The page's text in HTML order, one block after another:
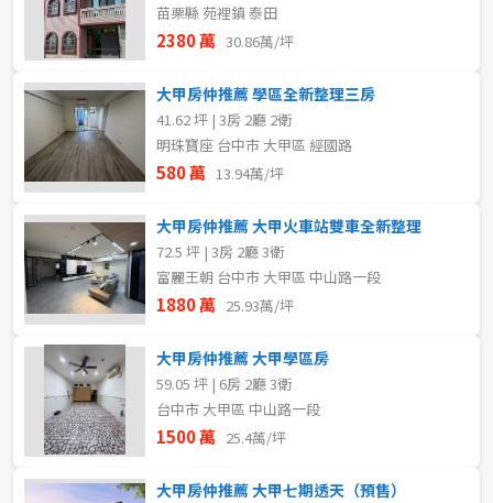
屋齡
不拘
售價
苗栗縣 苑裡鎮 泰田
2380 萬 30.86萬/坪
大甲房仲推薦 學區全新整理三房
41.62 坪 | 3房 2廳 2衛
明珠寶座 台中市 大甲區 經國路
580 萬 13.94萬/坪
大甲房仲推薦 大甲火車站雙車全新整理
72.5 坪 | 3房 2廳 3衛
富麗王朝 台中市 大甲區 中山路一段
1880 萬 25.93萬/坪
大甲房仲推薦 大甲學區房
59.05 坪 | 6房 2廳 3衛
台中市 大甲區 中山路一段
1500 萬 25.4萬/坪
大甲房仲推薦 大甲七期透天（預售）